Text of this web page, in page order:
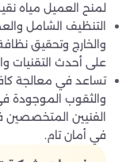
لمنح العميل مياه
التنظيف الشامل
والخارج وتحقيق
على أحدث التقنيات
تساعد في معالجة
والثقوب الموجودة
الفنيين المتخصصين
في أمان تام.